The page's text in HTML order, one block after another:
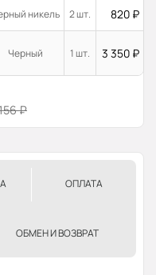
никель 2 шт. 820 ₽
Черный 1 шт. 3 350 ₽
₽
ОПЛАТА
ОБМЕН И ВОЗВРАТ